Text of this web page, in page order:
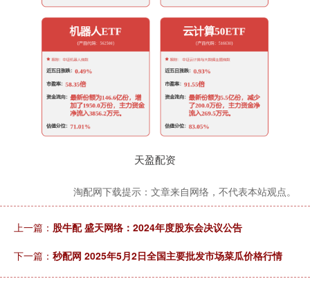
天盈配资
淘配网下载提示：文章来自网络，不代表本站观点。
上一篇： 股牛配 盛天网络：2024年度股东会决议公告
下一篇： 秒配网 2025年5月2日全国主要批发市场菜瓜价格行情